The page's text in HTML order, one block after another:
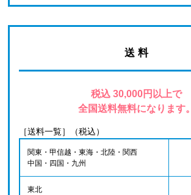
送 料
税込 30,000円以上で
全国送料無料になります。
［送料一覧］（税込）
関東・甲信越・東海・北陸・関西
中国・四国・九州
東北